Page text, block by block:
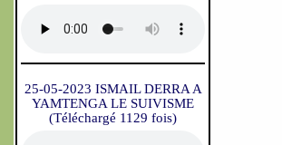
25-05-2023 ISMAIL DERRA A
YAMTENGA LE SUIVISME
(Téléchargé 1129 fois)